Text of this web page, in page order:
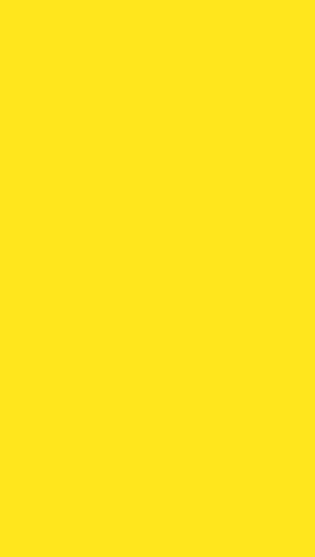
любому желающему легко и просто
дизайнов и принтов. После
с